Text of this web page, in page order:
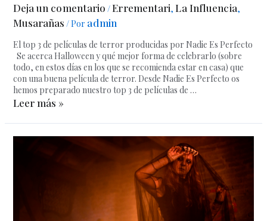
Deja un comentario /Errementari,La Influencia,
Musarañas / Por admin
El top 3 de películas de terror producidas por Nadie Es Perfecto
Se acerca Halloween y qué mejor forma de celebrarlo (sobre
todo, en estos días en los que se recomienda estar en casa) que
con una buena película de terror. Desde Nadie Es Perfecto os
hemos preparado nuestro top 3 de películas de …
Leer más »